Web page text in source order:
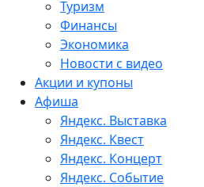
Туризм
Финансы
Экономика
Новости с видео
Акции и купоны
Афиша
Яндекс. Выставка
Яндекс. Квест
Яндекс. Концерт
Яндекс. Событие